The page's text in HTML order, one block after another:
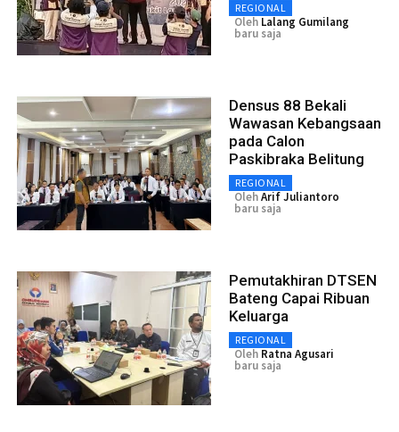
REGIONAL
Oleh Lalang Gumilang
baru saja
Densus 88 Bekali
Wawasan Kebangsaan
pada Calon
Paskibraka Belitung
REGIONAL
OlehArif Juliantoro
baru saja
Pemutakhiran DTSEN
Bateng Capai Ribuan
Keluarga
REGIONAL
Oleh Ratna Agusari
baru saja